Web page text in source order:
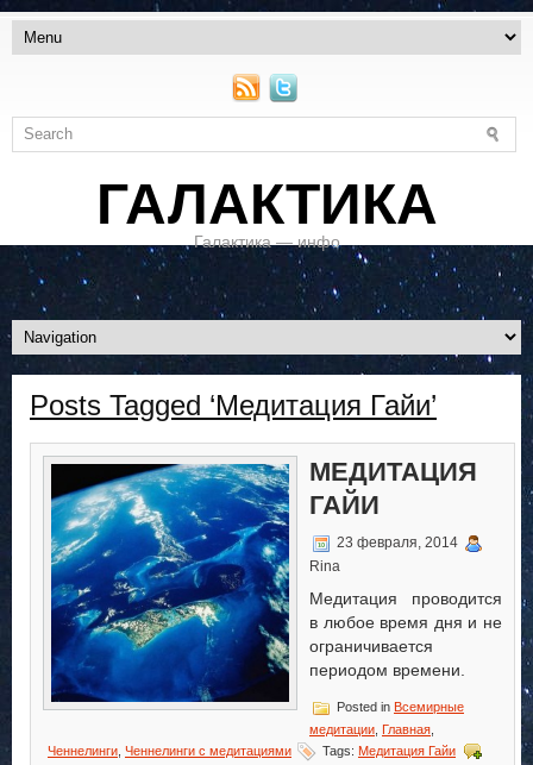
ГАЛАКТИКА
Галактика — инфо
Posts Tagged ‘Медитация Гайи’
МЕДИТАЦИЯ
ГАЙИ
23 февраля, 2014
Rina
Медитация проводится
в любое время дня и не
ограничивается
периодом времени.
Posted in Всемирные
медитации Главная
Ченнелинги Ченнелинги с медитациями Tags: Медитация Гайи